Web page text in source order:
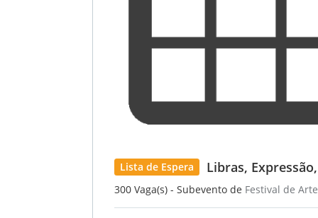
Lista de Espera Libras,
300 Vaga(s) - Subevento de Festival de